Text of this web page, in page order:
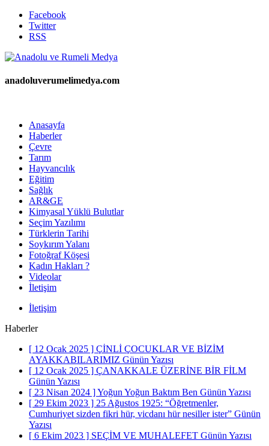
Facebook
Twitter
RSS
anadoluverumelimedya.com
Anasayfa
Haberler
Çevre
Tarım
Hayvancılık
Eğitim
Sağlık
AR&GE
Kimyasal Yüklü Bulutlar
Seçim Yazılımı
Türklerin Tarihi
Soykırım Yalanı
Fotoğraf Köşesi
Kadın Hakları ?
Videolar
İletişim
İletişim
Haberler
[ 12 Ocak 2025 ] ÇİNLİ ÇOCUKLAR VE BİZİM
AYAKKABILARIMIZ Günün Yazısı
[ 12 Ocak 2025 ] ÇANAKKALE ÜZERİNE BİR FİLM
Günün Yazısı
[ 23 Nisan 2024 ]Yoğun Yoğun Baktım Ben Günün Yazısı
[ 29 Ekim 2023 ] 25 Ağustos 1925: “Öğretmenler,
Cumhuriyet sizden fikri hür, vicdanı hür nesiller ister” Günün
Yazısı
[ 6 Ekim 2023 ] SEÇİM VE MUHALEFET Günün Yazısı